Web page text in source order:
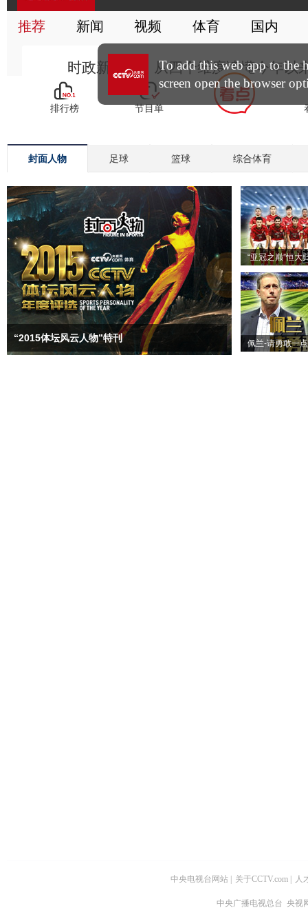
封面人物 足球 篮球 综合体育
“2015体坛风云人物”特刊
“亚冠之巅”恒大
佩兰-请勇敢一点
中央电视台网站 关于CCTV.com 人
中央广播电视总台 央视